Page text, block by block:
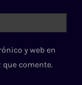
y web en
comente.